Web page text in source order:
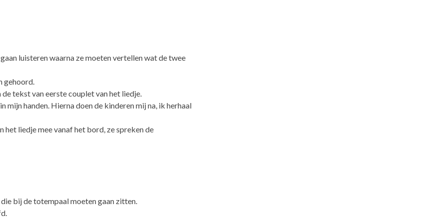
luisteren waarna ze moeten vertellen wat de twee
gehoord.
tekst van eerste couplet van het liedje.
handen. Hierna doen de kinderen mij na, ik herhaal
het liedje mee vanaf het bord, ze spreken de
bij de totempaal moeten gaan zitten.